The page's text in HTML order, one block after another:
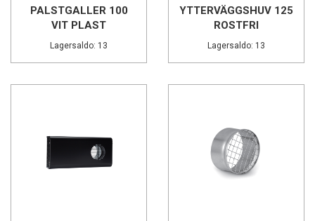
PALSTGALLER 100
VIT PLAST
Lagersaldo: 13
YTTERVÄGGSHUV 125
ROSTFRI
Lagersaldo: 13